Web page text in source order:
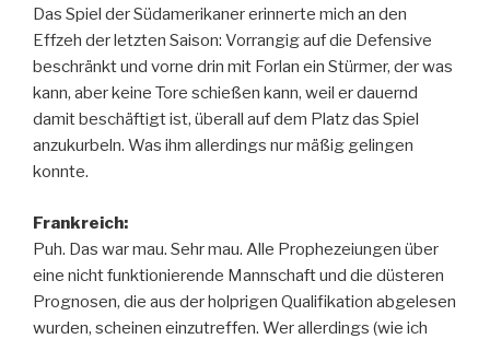
Das Spiel der Südamerikaner erinnerte mich an den
Effzeh der letzten Saison: Vorrangig auf die Defensive
beschränkt und vorne drin mit Forlan ein Stürmer, der was
kann, aber keine Tore schießen kann, weil er dauernd
damit beschäftigt ist, überall auf dem Platz das Spiel
anzukurbeln. Was ihm allerdings nur mäßig gelingen
konnte.
Frankreich:
Puh. Das war mau. Sehr mau. Alle Prophezeiungen über
eine nicht funktionierende Mannschaft und die düsteren
Prognosen, die aus der holprigen Qualifikation abgelesen
wurden, scheinen einzutreffen. Wer allerdings (wie ich